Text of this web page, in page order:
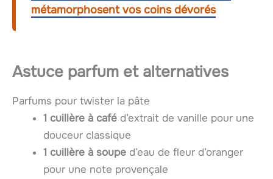
métamorphosent vos coins dévorés
Astuce parfum et alternatives
Parfums pour twister la pâte
1 cuillère à café d’extrait de vanille pour une
douceur classique
1 cuillère à soupe d’eau de fleur d’oranger
pour une note provençale